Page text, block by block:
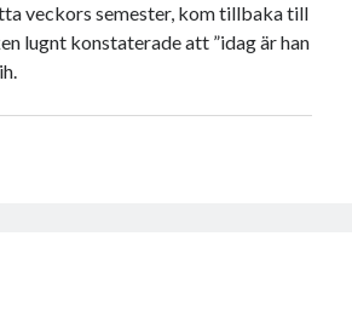
veckors semester, kom tillbaka till
lugnt konstaterade att ”idag är han